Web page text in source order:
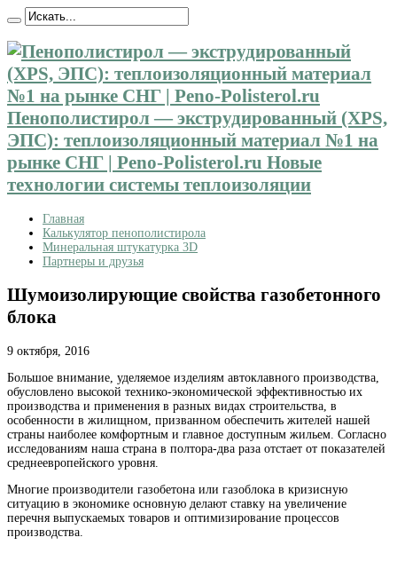
Пенополистирол — экструдированный (XPS,
ЭПС): теплоизоляционный материал №1 на
рынке СНГ | Peno-Polisterol.ru Новые
технологии системы теплоизоляции
Главная
Калькулятор пенополистирола
Минеральная штукатурка 3D
Партнеры и друзья
Шумоизолирующие свойства газобетонного
блока
9 октября, 2016
Большое внимание, уделяемое изделиям автоклавного производства,
обусловлено высокой технико-экономической эффективностью их
производства и применения в разных видах строительства, в
особенности в жилищном, призванном обеспечить жителей нашей
страны наиболее комфортным и главное доступным жильем. Согласно
исследованиям наша страна в полтора-два раза отстает от показателей
среднеевропейского уровня.
Многие производители газобетона или газоблока в кризисную
ситуацию в экономике основную делают ставку на увеличение
перечня выпускаемых товаров и оптимизирование процессов
производства.